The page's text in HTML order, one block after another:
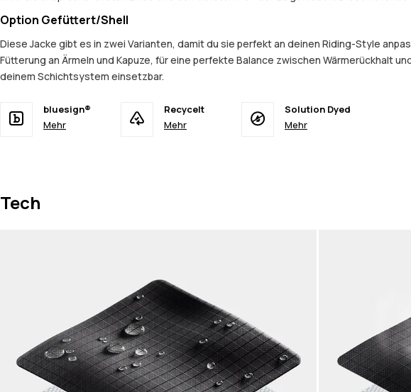
Option Gefüttert/Shell
Diese Jacke gibt es in zwei Varianten, damit du sie perfekt an deinen Riding-Style
Fütterung an Ärmeln und Kapuze, für eine perfekte Balance zwischen Wärmerückhalt
deinem Schichtsystem einsetzbar.
bluesign®
Mehr
Recycelt
Mehr
Solution Dyed
Mehr
Tech